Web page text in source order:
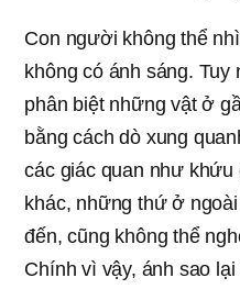
Con người không thể
không có ánh sáng.
phân biệt những vật ở
bằng cách dò xung
các giác quan như
khác, những thứ ở
đến, cũng không thể
Chính vì vậy, ánh sao